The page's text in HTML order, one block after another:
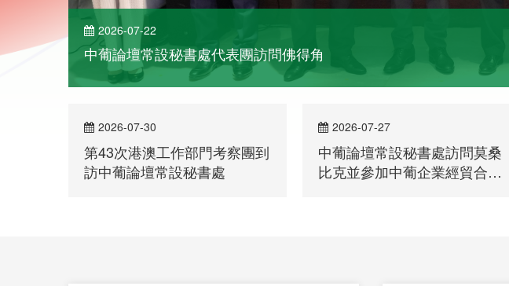
2026-07-22
中葡論壇常設秘書處代表團訪問佛得角
2026-07-30
第43次港澳工作部門考察團到
訪中葡論壇常設秘書處
2026-07-27
中葡論壇常設秘書處訪問莫桑
比克並參加中葡企業經貿合作